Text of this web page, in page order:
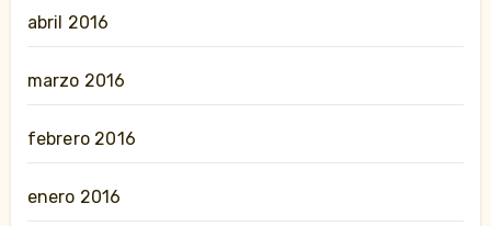
abril 2016
marzo 2016
febrero 2016
enero 2016